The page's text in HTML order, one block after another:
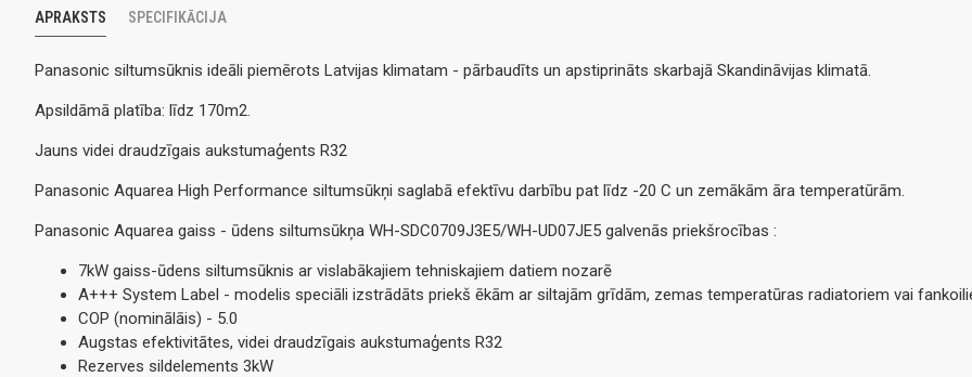
APRAKSTS SPECIFIKĀCIJA
Panasonic siltumsūknis ideāli piemērots Latvijas klimatam - pārbaudīts un apstiprināts skarbajā Skandināvijas klimatā.
Apsildāmā platība: līdz 170m2.
Jauns videi draudzīgais aukstumaģents R32
Panasonic Aquarea High Performance siltumsūkņi saglabā efektīvu darbību pat līdz -20 C un zemākām āra temperatūrām.
Panasonic Aquarea gaiss - ūdens siltumsūkņa WH-SDC0709J3E5/WH-UD07JE5 galvenās priekšrocības :
7kW gaiss-ūdens siltumsūknis ar vislabākajiem tehniskajiem datiem nozarē
A+++ System Label - modelis speciāli izstrādāts priekš ēkām ar siltajām grīdām, zemas temperatūras radiatoriem vai
COP (nominālāis) - 5.0
Augstas efektivitātes, videi draudzīgais aukstumaģents R32
Rezerves sildelements 3kW